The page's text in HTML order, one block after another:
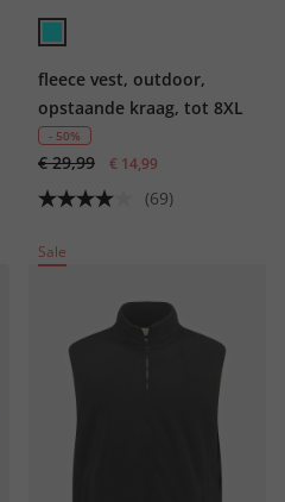
fleece vest, outdoor,
opstaande kraag, tot 8XL
- 50%
€ 29,99 € 14,99
(69)
Sale